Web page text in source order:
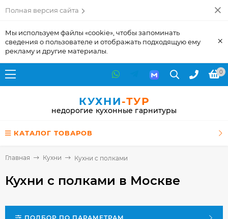
Полная версия сайта
Мы используем файлы «cookie», чтобы запоминать
сведения о пользователе и отображать подходящую ему
рекламу и другие материалы.
×
0
КУХНИ-ТУР
недорогие кухонные гарнитуры
КАТАЛОГ ТОВАРОВ
Главная Кухни Кухни с полками
Кухни с полками в Москве